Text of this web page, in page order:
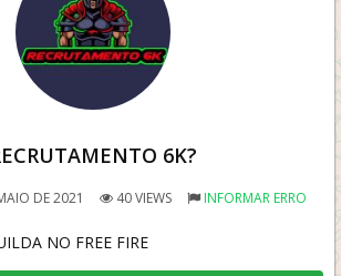
6K?
DE 2021 40 VIEWS INFORMAR ERRO
NO FREE FIRE